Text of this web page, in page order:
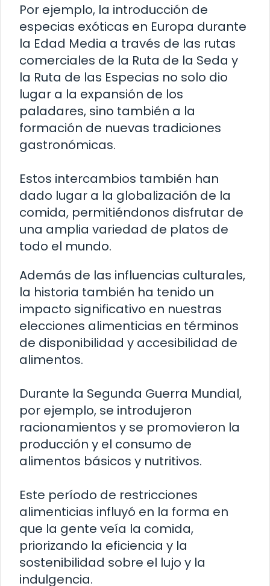
Por ejemplo, la introducción de
especias exóticas en Europa durante
la Edad Media a través de las rutas
comerciales de la Ruta de la Seda y
la Ruta de las Especias no solo dio
lugar a la expansión de los
paladares, sino también a la
formación de nuevas tradiciones
gastronómicas.
Estos intercambios también han
dado lugar a la globalización de la
comida, permitiéndonos disfrutar de
una amplia variedad de platos de
todo el mundo.
Además de las influencias culturales,
la historia también ha tenido un
impacto significativo en nuestras
elecciones alimenticias en términos
de disponibilidad y accesibilidad de
alimentos.
Durante la Segunda Guerra Mundial,
por ejemplo, se introdujeron
racionamientos y se promovieron la
producción y el consumo de
alimentos básicos y nutritivos.
Este período de restricciones
alimenticias influyó en la forma en
que la gente veía la comida,
priorizando la eficiencia y la
sostenibilidad sobre el lujo y la
indulgencia.